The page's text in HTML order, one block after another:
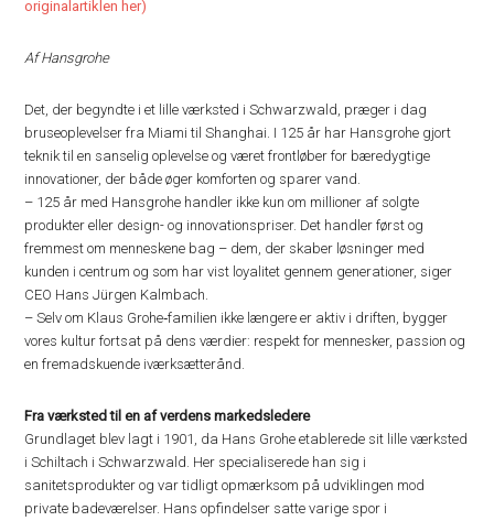
originalartiklen her)
Af Hansgrohe
Det, der begyndte i et lille værksted i Schwarzwald, præger i dag
bruseoplevelser fra Miami til Shanghai. I 125 år har Hansgrohe gjort
teknik til en sanselig oplevelse og været frontløber for bæredygtige
innovationer, der både øger komforten og sparer vand.
– 125 år med Hansgrohe handler ikke kun om millioner af solgte
produkter eller design- og innovationspriser. Det handler først og
fremmest om menneskene bag – dem, der skaber løsninger med
kunden i centrum og som har vist loyalitet gennem generationer, siger
CEO Hans Jürgen Kalmbach.
– Selv om Klaus Grohe‑familien ikke længere er aktiv i driften, bygger
vores kultur fortsat på dens værdier: respekt for mennesker, passion og
en fremadskuende iværksætterånd.
Fra værksted til en af verdens markedsledere
Grundlaget blev lagt i 1901, da Hans Grohe etablerede sit lille værksted
i Schiltach i Schwarzwald. Her specialiserede han sig i
sanitetsprodukter og var tidligt opmærksom på udviklingen mod
private badeværelser. Hans opfindelser satte varige spor i